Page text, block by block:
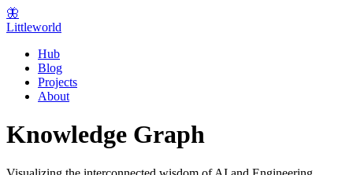
🦋
Littleworld
Hub
Blog
Projects
About
Knowledge Graph